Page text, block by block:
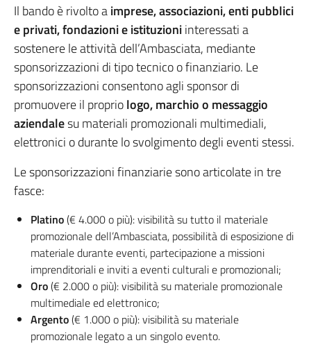
Il bando è rivolto aimprese, associazioni, enti pubblici
e privati, fondazioni e istituzioniinteressati a
sostenere le attività dell’Ambasciata, mediante
sponsorizzazioni di tipo tecnico o finanziario. Le
sponsorizzazioni consentono agli sponsor di
promuovere il propriologo, marchio o messaggio
aziendalesu materiali promozionali multimediali,
elettronici o durante lo svolgimento degli eventi stessi.
Le sponsorizzazioni finanziarie sono articolate in tre
fasce:
Platino(€ 4.000 o più): visibilità su tutto il materiale
promozionale dell’Ambasciata, possibilità di esposizione di
materiale durante eventi, partecipazione a missioni
imprenditoriali e inviti a eventi culturali e promozionali;
Oro(€ 2.000 o più): visibilità su materiale promozionale
multimediale ed elettronico;
Argento(€ 1.000 o più): visibilità su materiale
promozionale legato a un singolo evento.